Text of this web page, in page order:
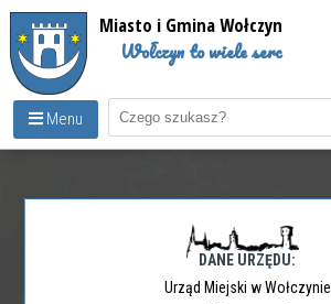
Miasto i Gmina Wołczyn
Wołczyn to wiele serc
Menu
DANE URZĘDU:
Urząd Miejski w Wołczynie